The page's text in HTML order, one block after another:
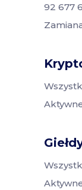
92 677